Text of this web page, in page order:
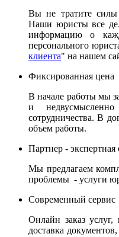
Вы не тратите силы
Наши юристы все
информацию о
персонального
клиента" на нашем
Фиксированная цена
В начале работы мы
и
сотрудничества. В
объем работы.
Партнер - экспертная
Мы предлагаем
проблемы - услуги
Современный сервис
Онлайн заказ услуг,
доставка